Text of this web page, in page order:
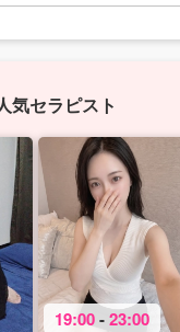
気セラピスト
19:00-23:00